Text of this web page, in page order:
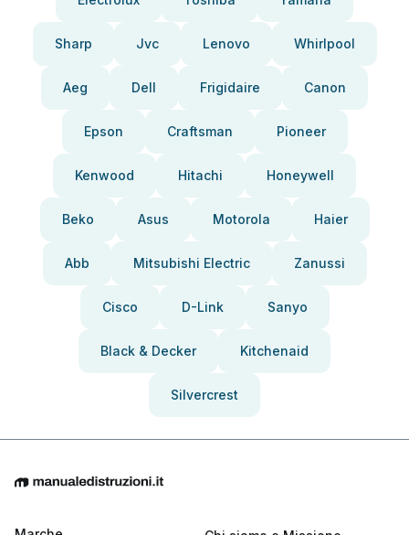
Sharp Jvc Lenovo Whirlpool
Aeg Dell Frigidaire Canon
Epson Craftsman Pioneer
Kenwood Hitachi Honeywell
Beko Asus Motorola Haier
Abb Mitsubishi Electric Zanussi
Cisco D-Link Sanyo
Black & Decker Kitchenaid
Silvercrest